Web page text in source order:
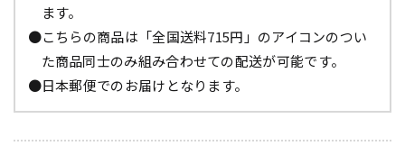
ます。
●こちらの商品は「全国送料715円」のアイコンのつい
た商品同士のみ組み合わせての配送が可能です。
●日本郵便でのお届けとなります。